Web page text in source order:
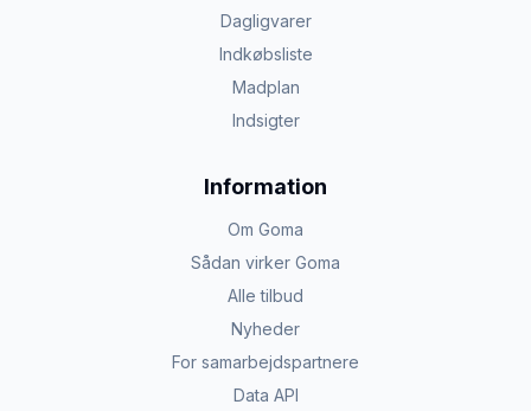
Dagligvarer
Indkøbsliste
Madplan
Indsigter
Information
Om Goma
Sådan virker Goma
Alle tilbud
Nyheder
For samarbejdspartnere
Data API